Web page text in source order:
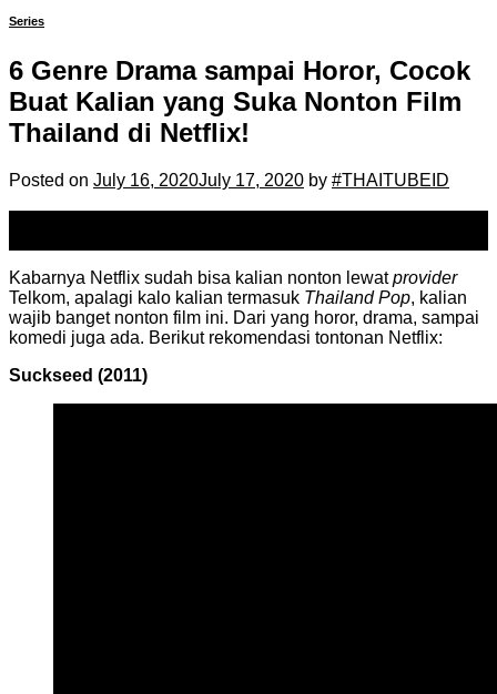
Series
6 Genre Drama sampai Horor, Cocok
Buat Kalian yang Suka Nonton Film
Thailand di Netflix!
Posted on July 16, 2020July 17, 2020 by #THAITUBEID
Kabarnya Netflix sudah bisa kalian nonton lewatprovider
Telkom, apalagi kalo kalian termasuk Thailand Pop, kalian
wajib banget nonton film ini. Dari yang horor, drama, sampai
komedi juga ada. Berikut rekomendasi tontonan Netflix:
Suckseed (2011)